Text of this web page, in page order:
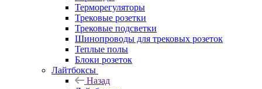
Терморегуляторы
Трековые розетки
Трековые подсветки
Шинопроводы для трековых розеток
Теплые полы
Блоки розеток
Лайтбоксы
Назад